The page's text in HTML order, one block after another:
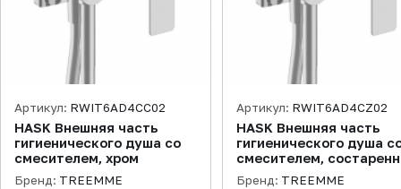
Артикул: RWIT6AD4CC02
HASK Внешняя часть
гигиенического душа со
смесителем, хром
Бренд: TREEMME
Артикул: RWIT6AD4CZ02
HASK Внешняя часть
гигиенического душа
смесителем,
черный хром
Бренд: TREEMME